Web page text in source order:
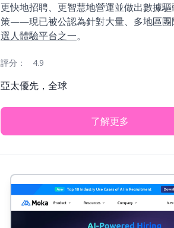
更快地招聘、更智慧地營運並做出數據
策——現已被公認為針對大量、多地區團
選人體驗平台之一。
評分： 4.9
亞太優先，全球
了解更多